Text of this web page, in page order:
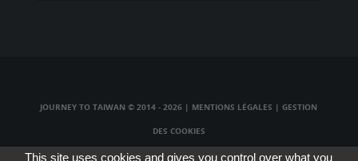
JOURNEY TO TAIWAN © 2014 - 2026 | MENTIONS LÉGALES |GESTION
DES COOKIES
TAIWAN TV LIVE|TAIWAN RADIO LIVE|TAIWAN WEBCAM LIVE
This site uses cookies and gives you control over what you